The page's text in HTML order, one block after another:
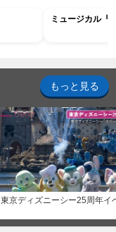
ミュージカル『
もっと見る
東京ディズニーシー25周年イ